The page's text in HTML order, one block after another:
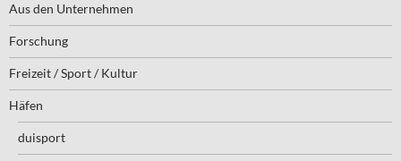
Aus den Unternehmen
Forschung
Freizeit / Sport / Kultur
Häfen
duisport